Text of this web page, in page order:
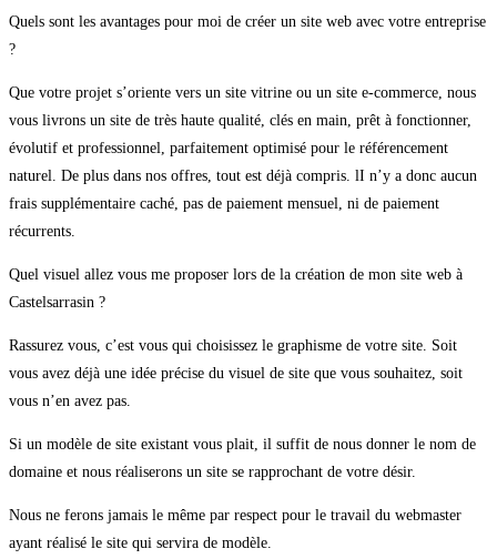
Quels sont les avantages pour moi de créer un site web avec votre entreprise
?
Que votre projet s’oriente vers un site vitrine ou un site e-commerce, nous
vous livrons un site de très haute qualité, clés en main, prêt à fonctionner,
évolutif et professionnel, parfaitement optimisé pour le référencement
naturel. De plus dans nos offres, tout est déjà compris. lI n’y a donc aucun
frais supplémentaire caché, pas de paiement mensuel, ni de paiement
récurrents.
Quel visuel allez vous me proposer lors de la création de mon site web à
Castelsarrasin ?
Rassurez vous, c’est vous qui choisissez le graphisme de votre site. Soit
vous avez déjà une idée précise du visuel de site que vous souhaitez, soit
vous n’en avez pas.
Si un modèle de site existant vous plait, il suffit de nous donner le nom de
domaine et nous réaliserons un site se rapprochant de votre désir.
Nous ne ferons jamais le même par respect pour le travail du webmaster
ayant réalisé le site qui servira de modèle.